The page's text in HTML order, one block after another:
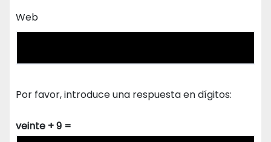
Web
Por favor, introduce una respuesta en dígitos:
veinte + 9 =